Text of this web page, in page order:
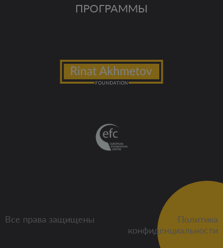
ПРОГРАММЫ
Все права защищены
Политика
конфиденциальности